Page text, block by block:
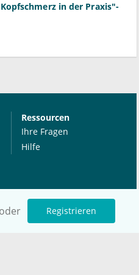
oder Registrieren
in der Praxis"-
Ressourcen
Ihre Fragen
Hilfe